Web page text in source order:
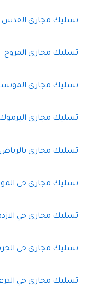
تسليك مجارى القدس
تسليك مجارى المروج
تسليك مجارى
تسليك مجارى اليرموك
تسليك مجارى بالرياض
تسليك مجارى حى
تسليك مجارى حي
تسليك مجارى حي
تسليك مجارى حي